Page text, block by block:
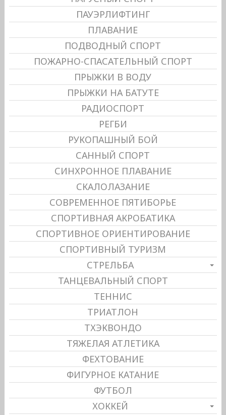
ПАУЭРЛИФТИНГ
ПЛАВАНИЕ
ПОДВОДНЫЙ СПОРТ
ПОЖАРНО-СПАСАТЕЛЬНЫЙ СПОРТ
ПРЫЖКИ В ВОДУ
ПРЫЖКИ НА БАТУТЕ
РАДИОСПОРТ
РЕГБИ
РУКОПАШНЫЙ БОЙ
САННЫЙ СПОРТ
СИНХРОННОЕ ПЛАВАНИЕ
СКАЛОЛАЗАНИЕ
СОВРЕМЕННОЕ ПЯТИБОРЬЕ
СПОРТИВНАЯ АКРОБАТИКА
СПОРТИВНОЕ ОРИЕНТИРОВАНИЕ
СПОРТИВНЫЙ ТУРИЗМ
СТРЕЛЬБА
ТАНЦЕВАЛЬНЫЙ СПОРТ
ТЕННИС
ТРИАТЛОН
ТХЭКВОНДО
ТЯЖЕЛАЯ АТЛЕТИКА
ФЕХТОВАНИЕ
ФИГУРНОЕ КАТАНИЕ
ФУТБОЛ
ХОККЕЙ